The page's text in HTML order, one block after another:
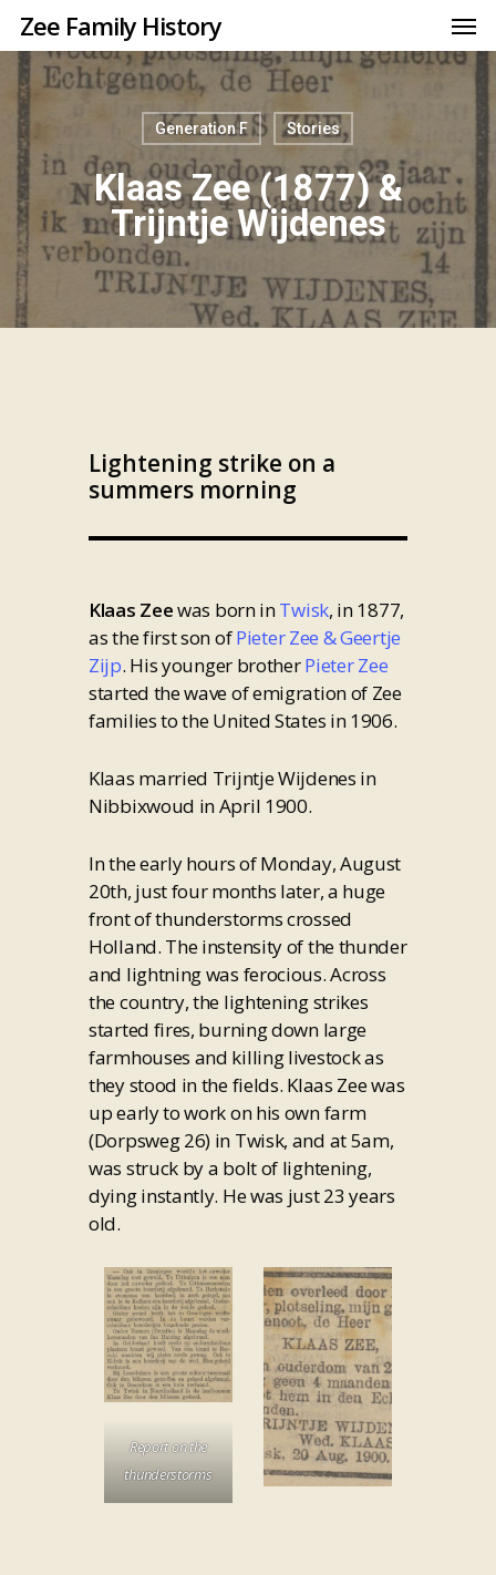
Zee Family History
Generation F Stories
Klaas Zee (1877) &
Trijntje Wijdenes
Lightening strike on a
summers morning
Klaas Zeewas born inTwisk, in 1877,
as the first son ofPieter Zee & Geertje
Zijp. His younger brotherPieter Zee
started the wave of emigration of Zee
families to the United States in 1906.
Klaas married Trijntje Wijdenes in
Nibbixwoud in April 1900.
In the early hours of Monday, August
20th, just four months later, a huge
front of thunderstorms crossed
Holland. The instensity of the thunder
and lightning was ferocious. Across
the country, the lightening strikes
started fires, burning down large
farmhouses and killing livestock as
they stood in the fields. Klaas Zee was
up early to work on his own farm
(Dorpsweg 26) in Twisk, and at 5am,
was struck by a bolt of lightening,
dying instantly. He was just 23 years
old.
Report on the
thunderstorms